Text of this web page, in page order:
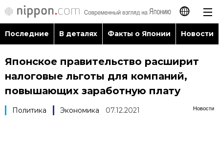
日本語
English
Последние
Последние В деталях Факты о Японии Новости
Японское правительство расширит
налоговые льготы для компаний,
повышающих заработную плату
Новости
Политика Экономика 07.12.2021